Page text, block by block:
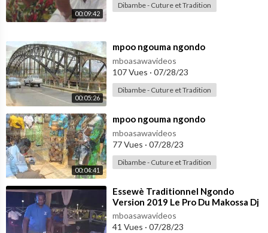
00:09:42
Dibambe - Cuture et Tradition
00:05:26
⁣mpoo ngouma ngondo
mboasawavideos
107 Vues · 07/28/23
Dibambe - Cuture et Tradition
00:04:41
⁣mpoo ngouma ngondo
mboasawavideos
77 Vues · 07/28/23
Dibambe - Cuture et Tradition
⁣Essewè Traditionnel Ngondo
Version 2019 Le Pro Du Makossa Dj
Pat Premier
mboasawavideos
41 Vues · 07/28/23